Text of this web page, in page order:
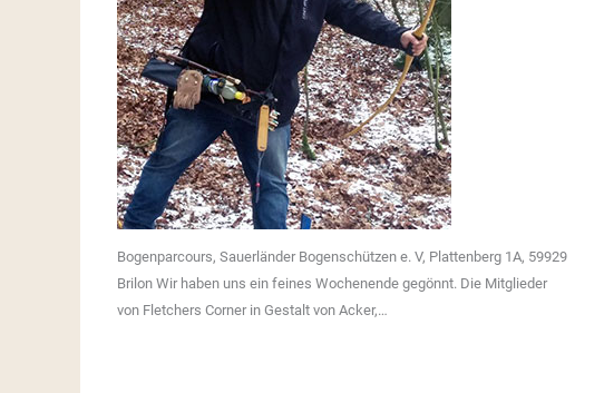
Bogenparcours, Sauerländer Bogenschützen e. V, Plattenberg 1A, 59929
Brilon Wir haben uns ein feines Wochenende gegönnt. Die Mitglieder
von Fletchers Corner in Gestalt von Acker,…